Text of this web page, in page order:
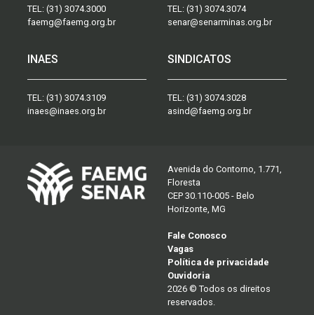
TEL: (31) 3074.3000
faemg@faemg.org.br
TEL: (31) 3074.3074
senar@senarminas.org.br
INAES
TEL: (31) 3074.3109
inaes@inaes.org.br
SINDICATOS
TEL: (31) 3074.3028
asind@faemg.org.br
Avenida do Contorno, 1.771,
Floresta
CEP 30.110-005 - Belo
Horizonte, MG
Fale Conosco
Vagas
Política de privacidade
Ouvidoria
2026 © Todos os direitos
reservados.